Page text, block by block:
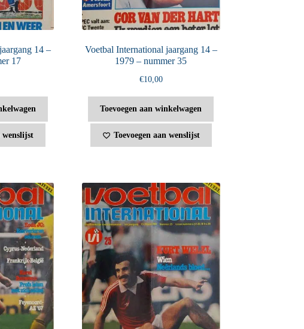
14 –
17
wenslijst
Voetbal International jaargang 14 –
1979 – nummer 35
€10,00
Toevoegen aan winkelwagen
Toevoegen aan wenslijst